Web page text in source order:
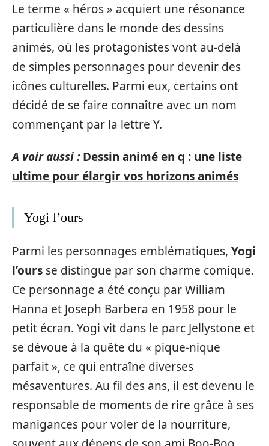
Le terme « héros » acquiert une résonance
particulière dans le monde des dessins
animés, où les protagonistes vont au-delà
de simples personnages pour devenir des
icônes culturelles. Parmi eux, certains ont
décidé de se faire connaître avec un nom
commençant par la lettre Y.
A voir aussi : Dessin animé en q : une liste
ultime pour élargir vos horizons animés
Yogi l’ours
Parmi les personnages emblématiques, Yogi
l’ours se distingue par son charme comique.
Ce personnage a été conçu par William
Hanna et Joseph Barbera en 1958 pour le
petit écran. Yogi vit dans le parc Jellystone et
se dévoue à la quête du « pique-nique
parfait », ce qui entraîne diverses
mésaventures. Au fil des ans, il est devenu le
responsable de moments de rire grâce à ses
manigances pour voler de la nourriture,